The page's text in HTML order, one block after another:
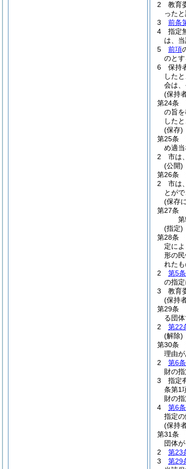
2
教育
った
3
前条
4
指定
は、
5
前項
のとす
6
保持
した
会は、
(保持
第24条
の旨
した
(保存)
第25条
め適当
2
市は
(公開)
第26条
2
市は
とがで
(保存
第27条
(指定)
第28条
定に
形の
れた
2
第5
の指定
3
教育
(保持
第29条
る団
2
第22
(解除)
第30条
理由
2
第6
財の
3
指定
条第1
財の
4
第6
指定の
(保持
第31条
団体
2
第23
3
第29